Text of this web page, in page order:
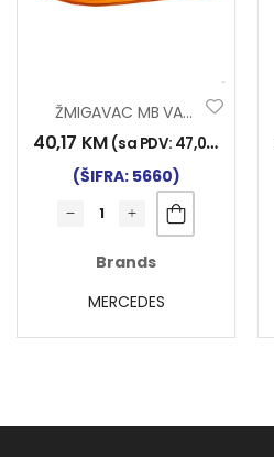
ŽMIGAVAC MB VARIO LIJ.
40,17 KM (sa PDV: 47,00
(ŠIFRA: 5660)
Brands
MERCEDES